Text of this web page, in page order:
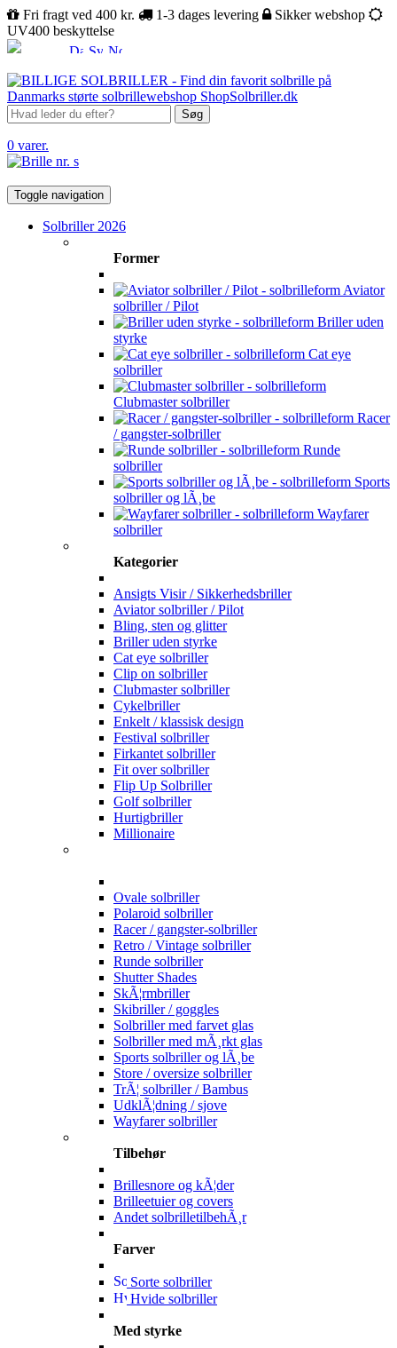
Fri fragt ved 400 kr. 1-3 dages levering
Sikker webshop
UV400 beskyttelse
Søg
0 varer.
Toggle navigation
Solbriller 2026
Former
Aviator
solbriller / Pilot
Briller uden
styrke
Cat eye
solbriller
Clubmaster solbriller
Racer
/ gangster-solbriller
Runde
solbriller
Sports
solbriller og lÃ¸be
Wayfarer
solbriller
Kategorier
Ansigts Visir / Sikkerhedsbriller
Aviator solbriller / Pilot
Bling, sten og glitter
Briller uden styrke
Cat eye solbriller
Clip on solbriller
Clubmaster solbriller
Cykelbriller
Enkelt / klassisk design
Festival solbriller
Firkantet solbriller
Fit over solbriller
Flip Up Solbriller
Golf solbriller
Hurtigbriller
Millionaire
Ovale solbriller
Polaroid solbriller
Racer / gangster-solbriller
Retro / Vintage solbriller
Runde solbriller
Shutter Shades
SkÃ¦rmbriller
Skibriller / goggles
Solbriller med farvet glas
Solbriller med mÃ¸rkt glas
Sports solbriller og lÃ¸be
Store / oversize solbriller
TrÃ¦ solbriller / Bambus
UdklÃ¦dning / sjove
Wayfarer solbriller
Tilbehør
Brillesnore og kÃ¦der
Brilleetuier og covers
Andet solbrilletilbehÃ¸r
Farver
Sorte solbriller
Hvide solbriller
Med styrke